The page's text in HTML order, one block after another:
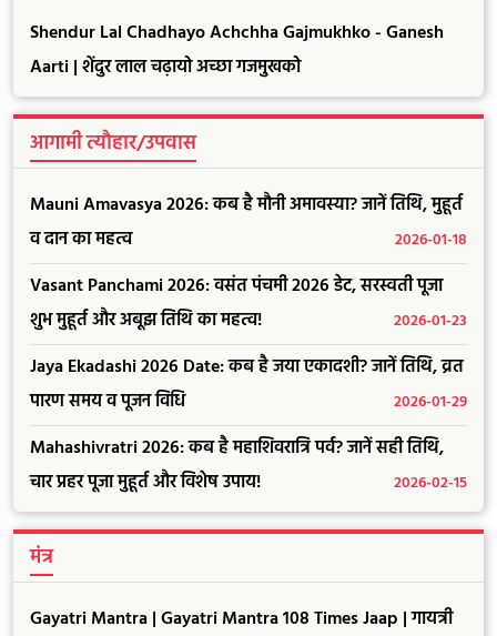
Shendur Lal Chadhayo Achchha Gajmukhko - Ganesh
Aarti | शेंदुर लाल चढ़ायो अच्छा गजमुखको
आगामी त्यौहार/उपवास
Mauni Amavasya 2026: कब है मौनी अमावस्या? जानें तिथि, मुहूर्त
व दान का महत्व
2026-01-18
Vasant Panchami 2026: वसंत पंचमी 2026 डेट, सरस्वती पूजा
शुभ मुहूर्त और अबूझ तिथि का महत्व!
2026-01-23
Jaya Ekadashi 2026 Date: कब है जया एकादशी? जानें तिथि, व्रत
पारण समय व पूजन विधि
2026-01-29
Mahashivratri 2026: कब है महाशिवरात्रि पर्व? जानें सही तिथि,
चार प्रहर पूजा मुहूर्त और विशेष उपाय!
2026-02-15
मंत्र
Gayatri Mantra | Gayatri Mantra 108 Times Jaap | गायत्री